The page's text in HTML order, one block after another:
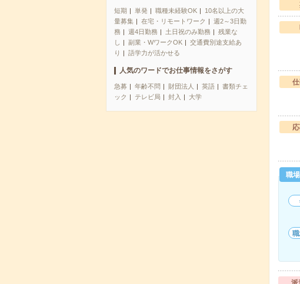
短期 単発 職種未経験OK
10名以上の大
量募集
在宅・リモートワーク
週2～3日勤
務
週4日勤務 土日祝のみ勤務
残業な
し
副業・WワークOK
交通費別途支給あ
り
語学力が活かせる
人気のワードでお仕事情報をさがす
急募 年齢不問 財団法人 英語
書類チェ
ック
テレビ局 封入 大学
職